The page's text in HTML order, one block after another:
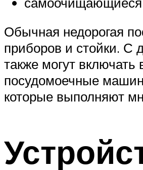
Обычная недорогая
приборов и стойки. С
также могут
посудомоечные
которые выполняют